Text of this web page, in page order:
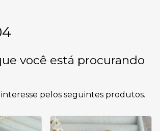
você está procurando
pelos seguintes produtos.